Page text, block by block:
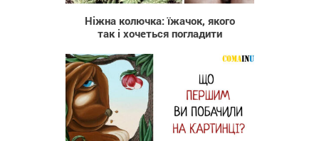
Ніжна колючка: їжачок, якого
так і хочеться погладити